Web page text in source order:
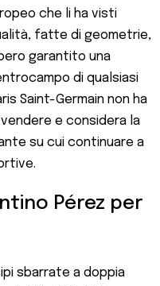
che li ha visti
fatte di geometrie,
garantito una
di qualsiasi
Saint-Germain non ha
e considera la
su cui continuare a
Pérez per
sbarrate a doppia